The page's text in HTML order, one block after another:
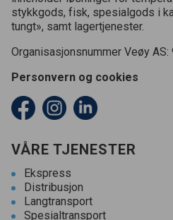
stykkgods, fisk, spesialgods i
tungt», samt lagertjenester.
Organisasjonsnummer Veøy AS:
Personvern og cookies
VÅRE TJENESTER
Ekspress
Distribusjon
Langtransport
Spesialtransport